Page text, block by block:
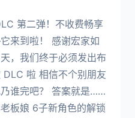
第二弹！不收费畅享
来到啦！ 感谢宏家如
，我们终于必须发出布
DLC 啦 相信不个别朋友
谁完吧？ 答案就是……
板娘 6子新角色的解锁